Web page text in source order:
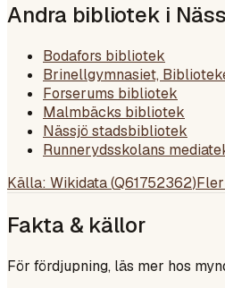
Andra bibliotek i
Bodafors bibliotek
Brinellgymnasiet,
Forserums bibliotek
Malmbäcks bibliotek
Nässjö stadsbibliotek
Runnerydsskolans
Källa: Wikidata (Q61752362)
Fakta & källor
För fördjupning, läs mer hos